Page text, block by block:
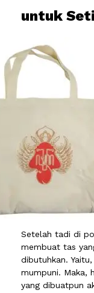
untuk
Setelah tadi di
membuat tas
dibutuhkan.
mumpuni. Maka,
yang dibuatpun